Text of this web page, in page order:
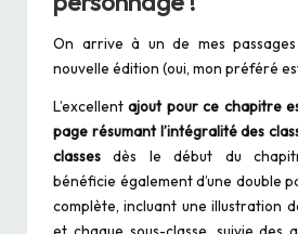
On arrive à un de mes
nouvelle édition (oui, mon préféré
L’excellentajout pour ce chapitre
page résumant l’intégralité des
classes dès le début du
bénéficie également d’une double
complète, incluant une illustration